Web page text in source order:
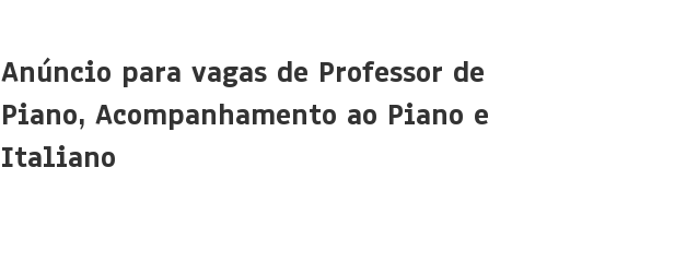
Anúncio para vagas de Professor de
Piano, Acompanhamento ao Piano e
Italiano